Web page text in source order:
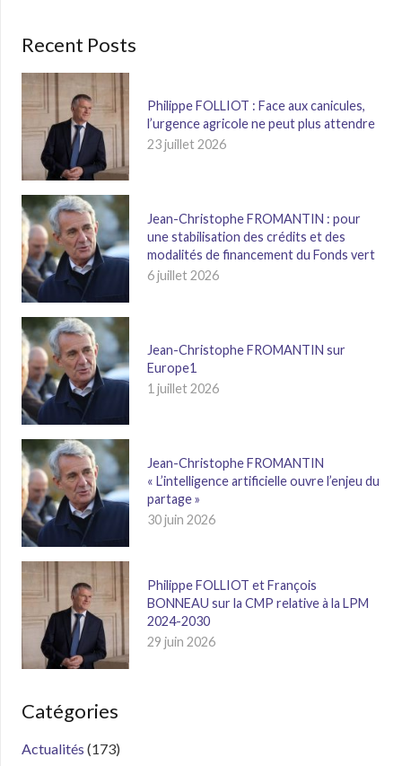
Recent Posts
Philippe FOLLIOT : Face aux canicules,
l’urgence agricole ne peut plus attendre
23 juillet 2026
Jean-Christophe FROMANTIN : pour
une stabilisation des crédits et des
modalités de financement du Fonds vert
6 juillet 2026
Jean-Christophe FROMANTIN sur
Europe1
1 juillet 2026
Jean-Christophe FROMANTIN
« L’intelligence artificielle ouvre l’enjeu du
partage »
30 juin 2026
Philippe FOLLIOT et François
BONNEAU sur la CMP relative à la LPM
2024-2030
29 juin 2026
Catégories
Actualités (173)